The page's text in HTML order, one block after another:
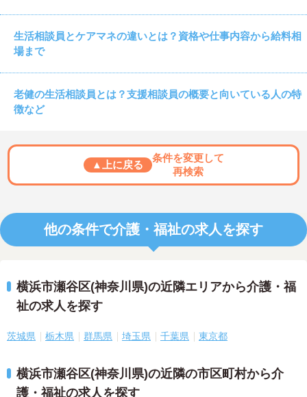
生活相談員とケアマネの違いとは？資格や仕事内容から給料相
場まで
老健の生活相談員とは？支援相談員の概要と向いている人の特
徴など
▲上に戻る
条件を変更して
再検索
他の条件で介護・福祉の求人を探す
横浜市瀬谷区(神奈川県)の近隣エリアから介護・福
祉の求人を探す
茨城県 栃木県 群馬県 埼玉県 千葉県 東京都
横浜市瀬谷区(神奈川県)の近隣の市区町村から介
護・福祉の求人を探す